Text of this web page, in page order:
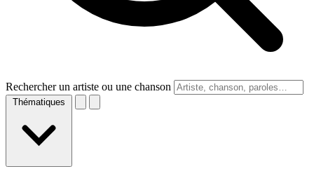
Rechercher un artiste ou une chanson
Thématiques